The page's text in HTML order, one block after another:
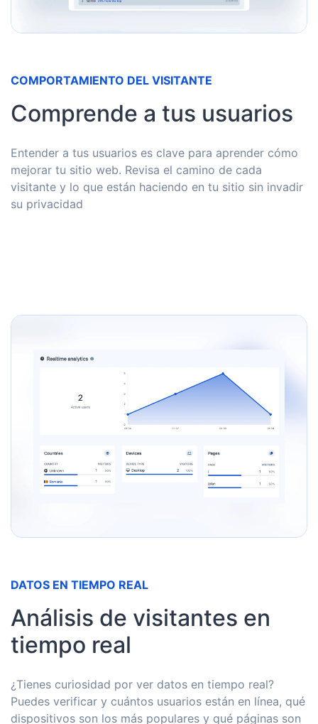
COMPORTAMIENTO DEL VISITANTE
Comprende a tus usuarios
Entender a tus usuarios es clave para aprender cómo
mejorar tu sitio web. Revisa el camino de cada
visitante y lo que están haciendo en tu sitio sin invadir
su privacidad
DATOS EN TIEMPO REAL
Análisis de visitantes en
tiempo real
¿Tienes curiosidad por ver datos en tiempo real?
Puedes verificar y cuántos usuarios están en línea, qué
dispositivos son los más populares y qué páginas son